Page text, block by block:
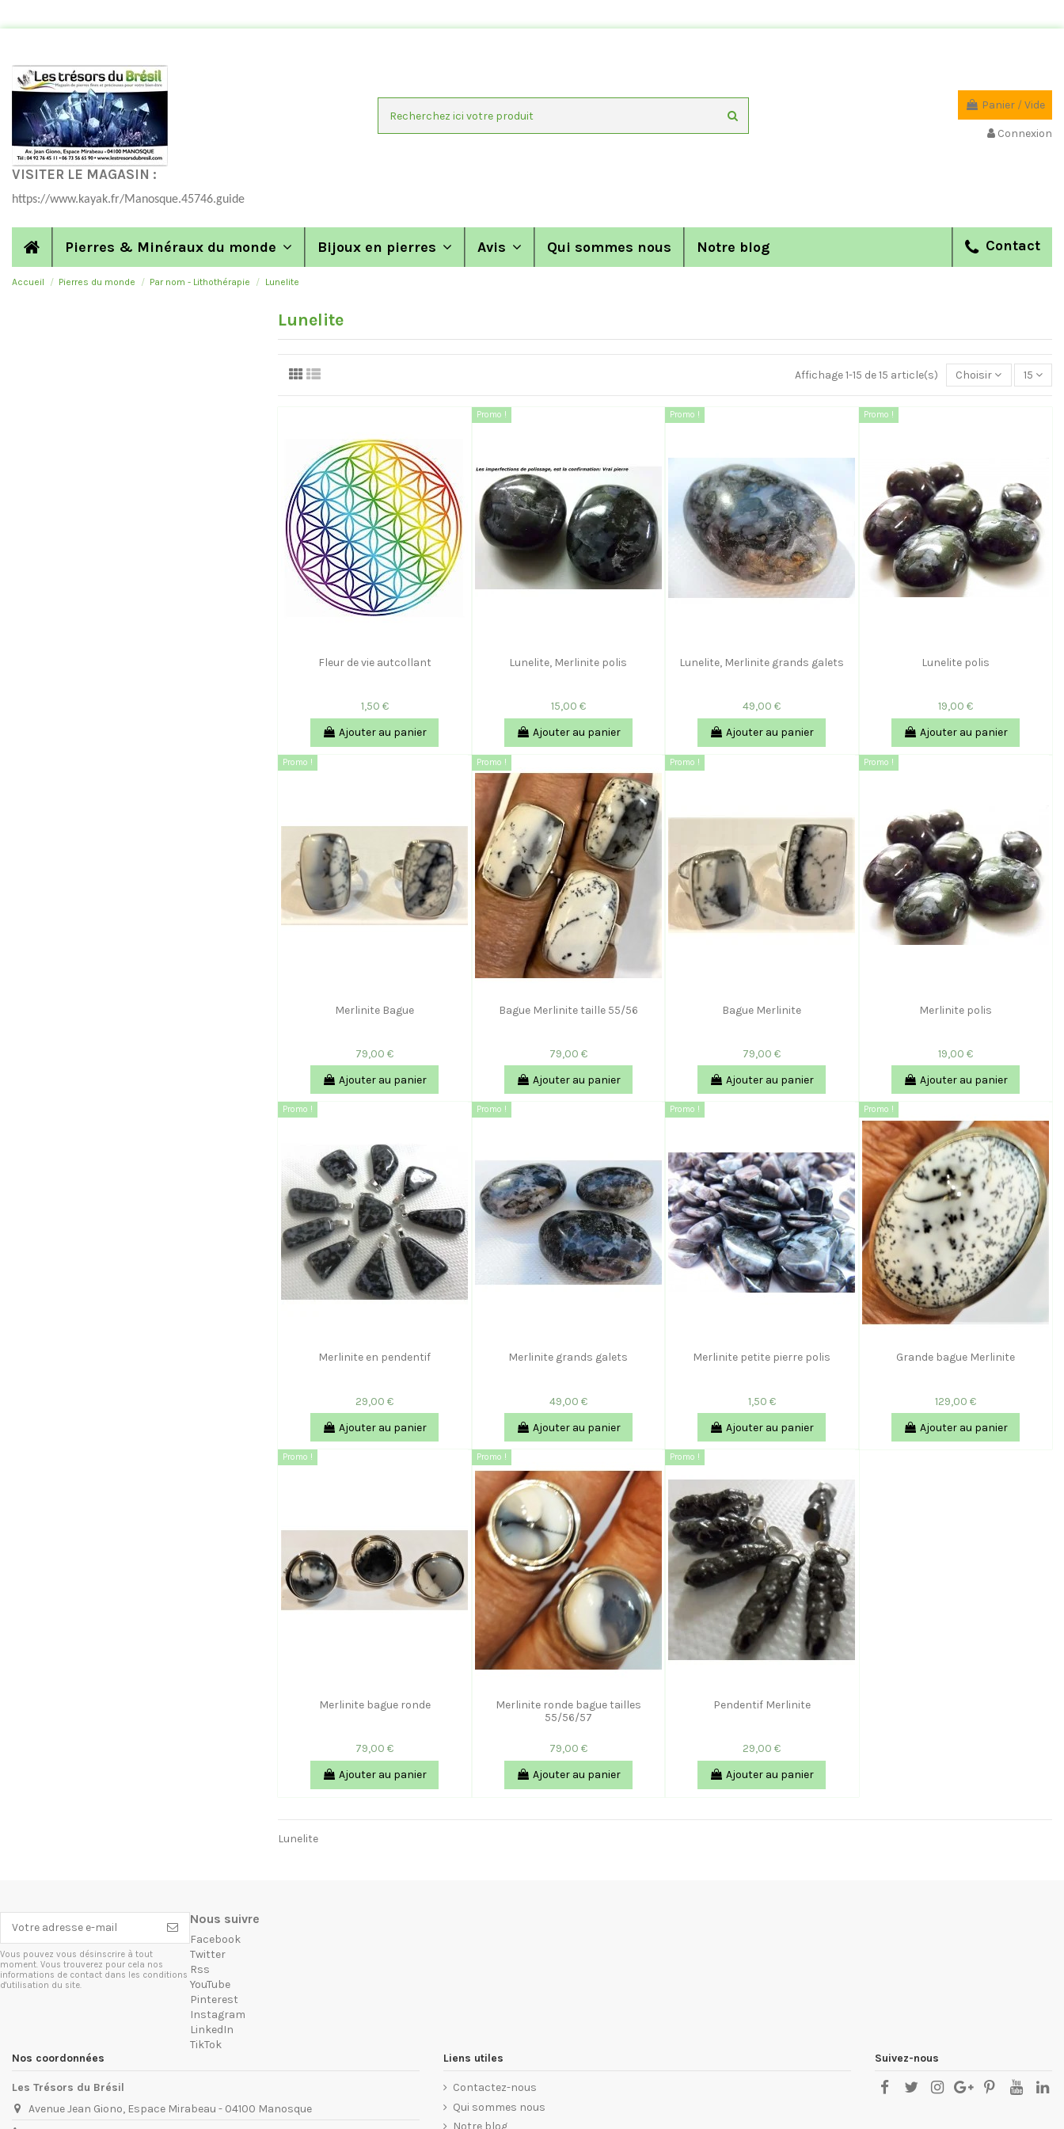
Panier / Vide
Connexion
VISITER LE MAGASIN :
https://www.kayak.fr/Manosque.45746.guide
Pierres & Minéraux du monde Bijoux en pierres Avis Contact
Qui sommes nous Notre blog
Accueil Pierres du monde Par nom - Lithothérapie Lunelite
Lunelite
Affichage 1-15 de 15 article(s) Choisir 15
Fleur de vie autcollant
1,50 €
Ajouter au panier
Promo !
Lunelite, Merlinite polis
15,00 €
Ajouter au panier
Promo !
Lunelite, Merlinite grands galets
49,00 €
Ajouter au panier
Promo !
Lunelite polis
19,00 €
Ajouter au panier
Promo !
Merlinite Bague
79,00 €
Ajouter au panier
Promo !
Bague Merlinite taille 55/56
79,00 €
Ajouter au panier
Promo !
Bague Merlinite
79,00 €
Ajouter au panier
Promo !
Merlinite polis
19,00 €
Ajouter au panier
Promo !
Merlinite en pendentif
29,00 €
Ajouter au panier
Promo !
Merlinite grands galets
49,00 €
Ajouter au panier
Promo !
Merlinite petite pierre polis
1,50 €
Ajouter au panier
Promo !
Grande bague Merlinite
129,00 €
Ajouter au panier
Promo !
Merlinite bague ronde
79,00 €
Ajouter au panier
Promo !
Merlinite ronde bague tailles
55/56/57
79,00 €
Ajouter au panier
Promo !
Pendentif Merlinite
29,00 €
Ajouter au panier
Lunelite
Vous pouvez vous désinscrire à tout
moment. Vous trouverez pour cela nos
informations de contact dans les conditions
d'utilisation du site.
Nous suivre
Facebook
Twitter
Rss
YouTube
Pinterest
Instagram
LinkedIn
TikTok
Nos coordonnées
Les Trésors du Brésil
Avenue Jean Giono, Espace Mirabeau - 04100 Manosque
Liens utiles
Contactez-nous
Qui sommes nous
Suivez-nous